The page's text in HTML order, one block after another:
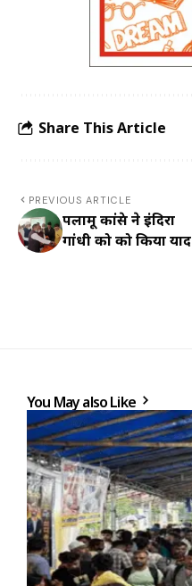
Share This Article
PREVIOUS ARTICLE
पलामू कांग्रेस ने इंदिरा
गांधी को को किया याद
You May also Like